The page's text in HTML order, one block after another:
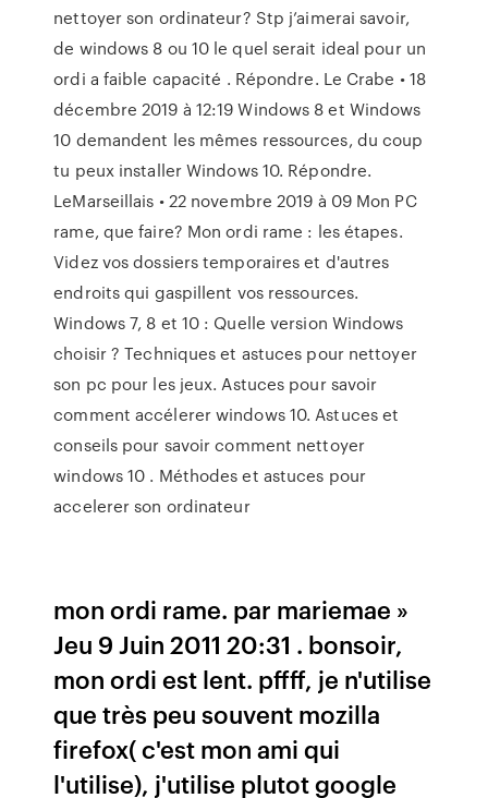
nettoyer son ordinateur? Stp j’aimerai savoir,
de windows 8 ou 10 le quel serait ideal pour un
ordi a faible capacité . Répondre. Le Crabe • 18
décembre 2019 à 12:19 Windows 8 et Windows
10 demandent les mêmes ressources, du coup
tu peux installer Windows 10. Répondre.
LeMarseillais • 22 novembre 2019 à 09 Mon PC
rame, que faire? Mon ordi rame : les étapes.
Videz vos dossiers temporaires et d'autres
endroits qui gaspillent vos ressources.
Windows 7, 8 et 10 : Quelle version Windows
choisir ? Techniques et astuces pour nettoyer
son pc pour les jeux. Astuces pour savoir
comment accélerer windows 10. Astuces et
conseils pour savoir comment nettoyer
windows 10 . Méthodes et astuces pour
accelerer son ordinateur
mon ordi rame. par mariemae »
Jeu 9 Juin 2011 20:31 . bonsoir,
mon ordi est lent. pffff, je n'utilise
que très peu souvent mozilla
firefox( c'est mon ami qui
l'utilise), j'utilise plutot google